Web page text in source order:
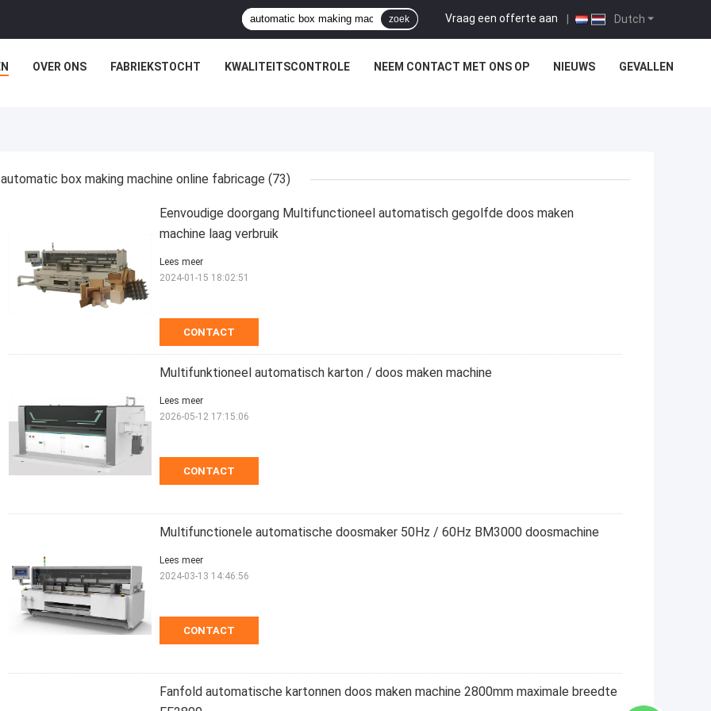
Dutch
Vraag een offerte aan |
zoek
OVER ONS FABRIEKSTOCHT KWALITEITSCONTROLE NEEM CONTACT MET ONS OP NIEUWS GEVALLEN
automatic box making machine online fabricage (73)
Eenvoudige doorgang Multifunctioneel automatisch gegolfde doos maken
machine laag verbruik
CONTACT
Lees meer
2024-01-15 18:02:51
Multifunktioneel automatisch karton / doos maken machine
CONTACT
Lees meer
2026-05-12 17:15:06
Multifunctionele automatische doosmaker 50Hz / 60Hz BM3000 doosmachine
CONTACT
Lees meer
2024-03-13 14:46:56
Fanfold automatische kartonnen doos maken machine 2800mm maximale breedte